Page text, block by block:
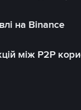
на Binance
між P2P